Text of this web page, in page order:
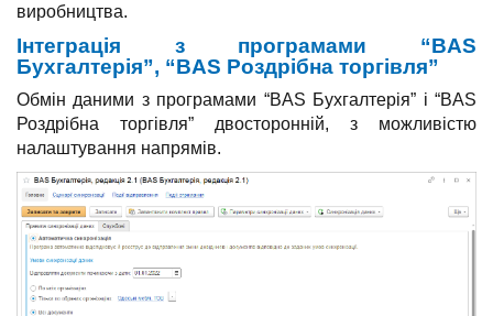
виробництва.
Інтеграція з програмами “BAS
Бухгалтерія”, “BAS Роздрібна торгівля”
Обмін даними з програмами “BAS Бухгалтерія” і “BAS
Роздрібна торгівля” двосторонній, з можливістю
налаштування напрямів.